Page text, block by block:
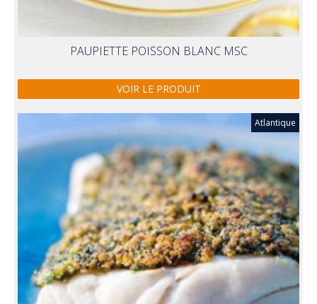
PAUPIETTE POISSON BLANC MSC
VOIR LE PRODUIT
Atlantique